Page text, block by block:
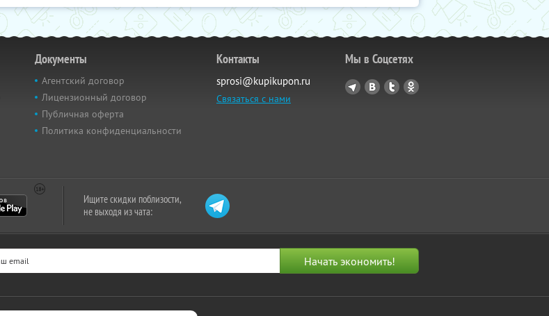
Документы
Агентский договор
Лицензионный договор
Публичная оферта
Политика конфиденциальности
Контакты
sprosi@kupikupon.ru
Связаться с нами
Мы в Соцсетях
Ищите скидки поблизости,
не выходя из чата: